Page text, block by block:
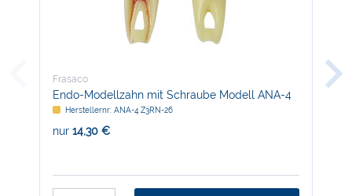
Frasaco
Endo-Modellzahn mit Schraube Modell ANA-4
Herstellernr: ANA-4 Z3RN-26
nur 14,30 €